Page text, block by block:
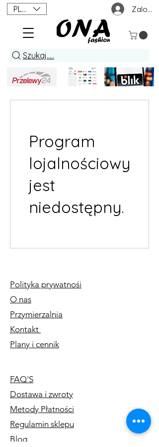
PLN (zł) Zaloguj
Szukaj.....
Program
lojalnościowy
jest
niedostępny.
Polityka prywatnośi
O nas
Przymierzalnia
Kontakt
Plany i cennik
FAQ'S
Dostawa i zwroty
Metody Płatności
Regulamin sklepu
Blog